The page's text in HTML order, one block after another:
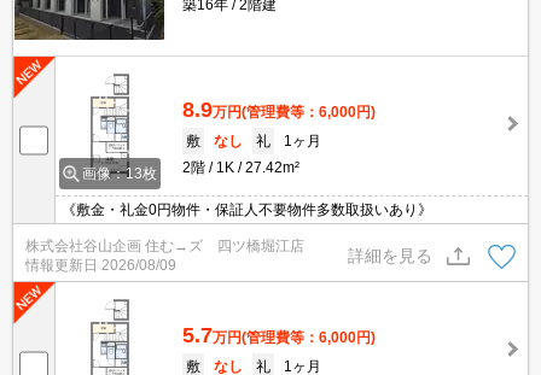
築16年 2階建
画像：13枚
8.9万円(管理費等：6,000円)
敷
なし 礼
1ヶ月
2階
1K 27.42m²
《敷金・礼金0円物件・保証人不要物件多数取扱いあり》
株式会社谷山企画 住む→ズ 四ツ橋堀江店
情報更新日 2026/08/09
詳細を見る
5.7万円(管理費等：6,000円)
敷
なし 礼
1ヶ月